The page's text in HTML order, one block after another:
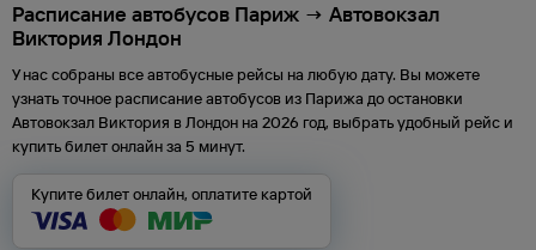
Расписание автобусов Париж → Автовокзал
Виктория Лондон
У нас собраны все автобусные рейсы на любую дату. Вы можете
узнать точное расписание автобусов из Парижа доостановки
Автовокзал Виктория в Лондон на 2026 год, выбрать удобный рейс и
купить билет онлайн за 5 минут.
Купите билет онлайн, оплатите картой